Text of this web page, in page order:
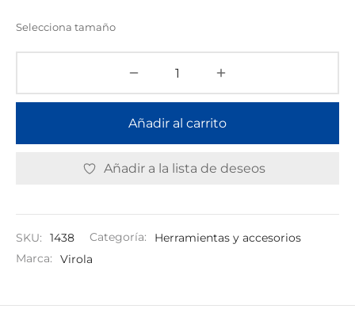
Selecciona tamaño
Añadir al carrito
Añadir a la lista de deseos
SKU: 1438 Categoría:
Herramientas y accesorios
Marca:
Virola